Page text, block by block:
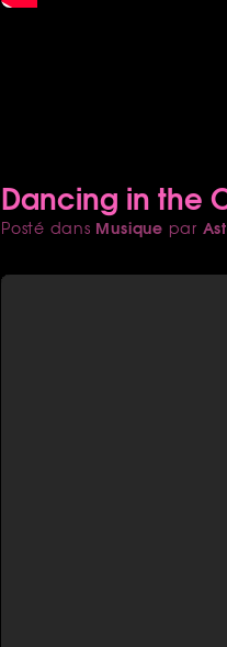
Dancing in the
Posté dans Musique par